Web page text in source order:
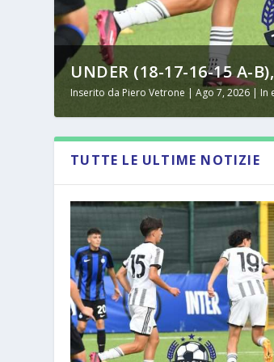
UNDER (18-17-16-15 A-
Inserito daPiero Vetrone |Ago 7, 2026 | In
TUTTE LE ULTIME NOTIZIE